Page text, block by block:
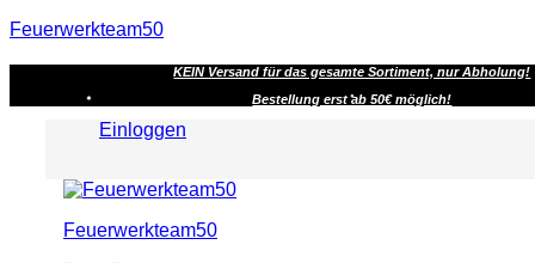
Feuerwerkteam50
KEIN Versand für das gesamte Sortiment, nur Abholung!
Bestellung erst ab 50€ möglich!
Einloggen
Menu
Feuerwerkteam50